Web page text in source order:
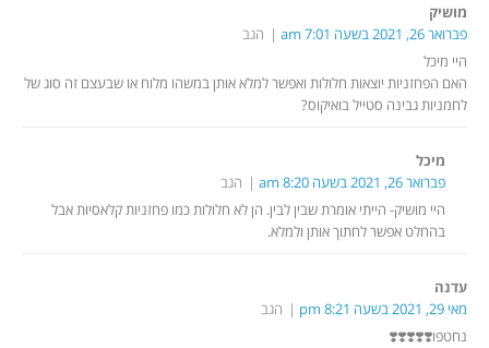
מושיק
פברואר 26, 2021 בשעה 7:01 am
הגב
היי מיכל
האם הפחזניות יוצאות חלולות ואפשר למלא אותן במשהו מלוח או שבעצם זה סוג של
לחמניות גבינה סטייל בואיקוס?
מיכל
פברואר 26, 2021 בשעה 8:20 am
הגב
היי מושיק- הייתי אומרת שבין לבין. הן לא חלולות כמו פחזניות קלאסיות אבל
בהחלט אפשר לחתוך אותן ולמלא.
עדנה
מאי 29, 2021 בשעה 8:21 pm
הגב
נחטפו❣️❣️❣️❣️❣️